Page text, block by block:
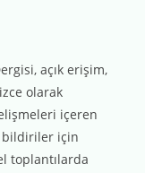
açık erişim,
olarak
içeren
bildiriler için
toplantılarda